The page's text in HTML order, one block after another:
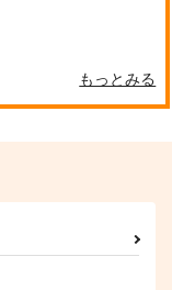
もっとみる